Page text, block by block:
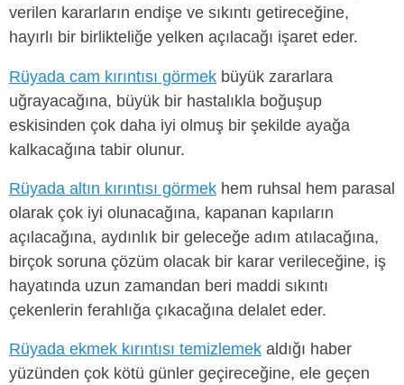
verilen kararların endişe ve sıkıntı getireceğine,
hayırlı bir birlikteliğe yelken açılacağı işaret eder.
Rüyada cam kırıntısı görmek büyük zararlara
uğrayacağına, büyük bir hastalıkla boğuşup
eskisinden çok daha iyi olmuş bir şekilde ayağa
kalkacağına tabir olunur.
Rüyada altın kırıntısı görmek hem ruhsal hem parasal
olarak çok iyi olunacağına, kapanan kapıların
açılacağına, aydınlık bir geleceğe adım atılacağına,
birçok soruna çözüm olacak bir karar verileceğine, iş
hayatında uzun zamandan beri maddi sıkıntı
çekenlerin ferahlığa çıkacağına delalet eder.
Rüyada ekmek kırıntısı temizlemek aldığı haber
yüzünden çok kötü günler geçireceğine, ele geçen